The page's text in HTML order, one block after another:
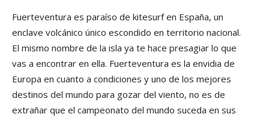
Fuerteventura es paraíso de kitesurf en España, un
enclave volcánico único escondido en territorio nacional.
El mismo nombre de la isla ya te hace presagiar lo que
vas a encontrar en ella. Fuerteventura es la envidia de
Europa en cuanto a condiciones y uno de los mejores
destinos del mundo para gozar del viento, no es de
extrañar que el campeonato del mundo suceda en sus